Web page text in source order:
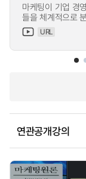
마케팅이 기업 경
들을 체계적으로
URL
연관공개강의